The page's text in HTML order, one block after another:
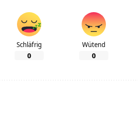
Schläfrig
0
Wütend
0